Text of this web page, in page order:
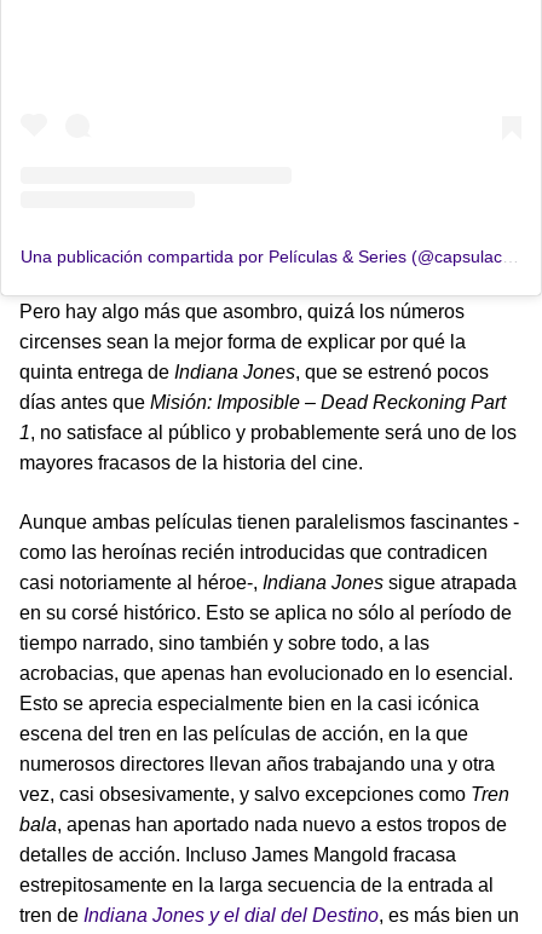
Una publicación compartida por Películas & Series (@capsulacinefila)
Pero hay algo más que asombro, quizá los números
circenses sean la mejor forma de explicar por qué la
quinta entrega de Indiana Jones, que se estrenó pocos
días antes que Misión: Imposible – Dead Reckoning Part
1, no satisface al público y probablemente será uno de los
mayores fracasos de la historia del cine.
Aunque ambas películas tienen paralelismos fascinantes -
como las heroínas recién introducidas que contradicen
casi notoriamente al héroe-, Indiana Jones sigue atrapada
en su corsé histórico. Esto se aplica no sólo al período de
tiempo narrado, sino también y sobre todo, a las
acrobacias, que apenas han evolucionado en lo esencial.
Esto se aprecia especialmente bien en la casi icónica
escena del tren en las películas de acción, en la que
numerosos directores llevan años trabajando una y otra
vez, casi obsesivamente, y salvo excepciones como Tren
bala, apenas han aportado nada nuevo a estos tropos de
detalles de acción. Incluso James Mangold fracasa
estrepitosamente en la larga secuencia de la entrada al
tren de Indiana Jones y el dial del Destino, es más bien un